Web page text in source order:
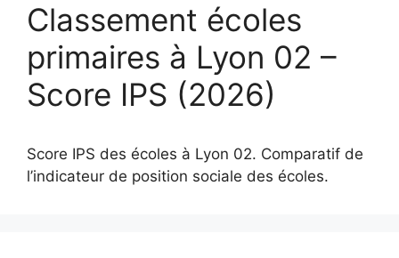
Classement écoles
primaires à Lyon 02 –
Score IPS (2026)
Score IPS des écoles à Lyon 02. Comparatif de
l’indicateur de position sociale des écoles.